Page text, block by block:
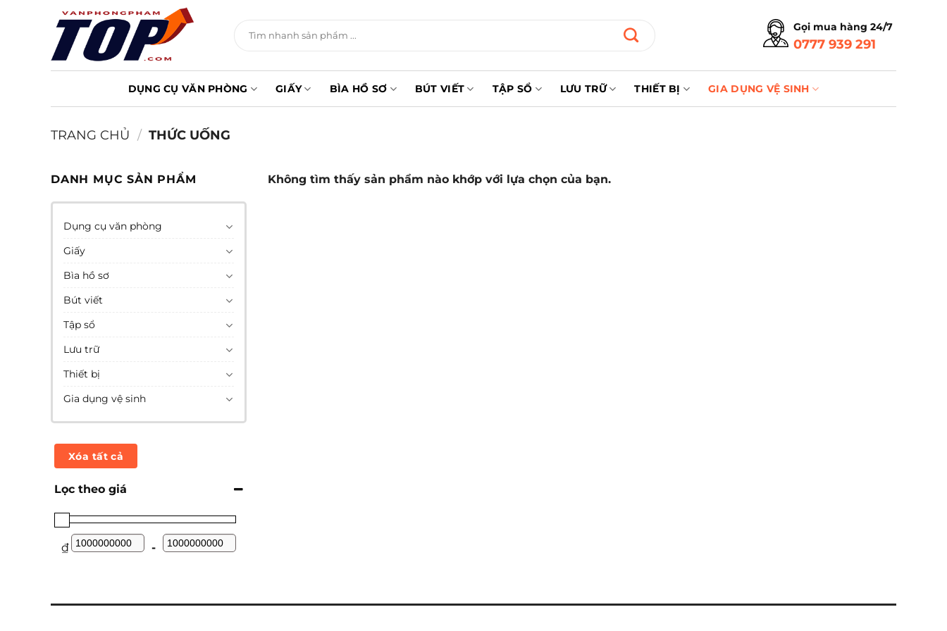
kiếm:
Gọi mua hàng 24/7
0777 939 291
DỤNG CỤ VĂN PHÒNG GIẤY BÌA HỒ SƠ BÚT VIẾT TẬP SỔ LƯU TRỮ THIẾT BỊ GIA DỤNG VỆ SINH
TRANG CHỦ / THỨC UỐNG
DANH MỤC SẢN PHẨM
Dụng cụ văn phòng
Giấy
Bìa hồ sơ
Bút viết
Tập sổ
Lưu trữ
Thiết bị
Gia dụng vệ sinh
Xóa tất cả
Lọc theo giá
₫
Minimum Price
-
Maximum Price
Không tìm thấy sản phẩm nào khớp với lựa chọn của bạn.